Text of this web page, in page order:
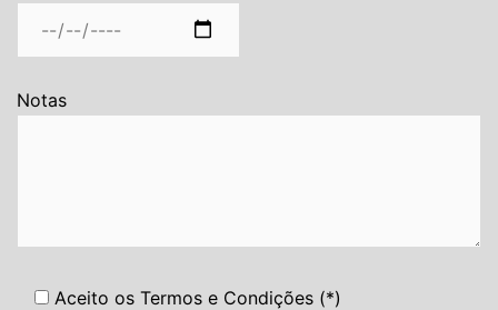
Notas
Aceito os Termos e Condições (*)